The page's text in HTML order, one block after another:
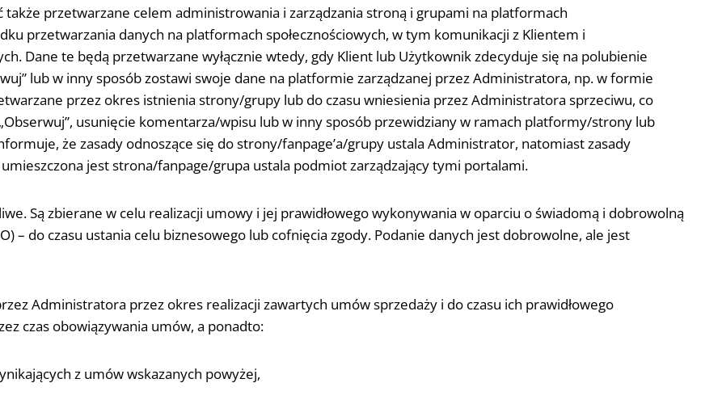
przetwarzane celem administrowania i zarządzania stroną i grupami na platformach
przetwarzania danych na platformach społecznościowych, w tym komunikacji z Klientem i
Dane te będą przetwarzane wyłącznie wtedy, gdy Klient lub Użytkownik zdecyduje się na polubienie
lub w inny sposób zostawi swoje dane na platformie zarządzanej przez Administratora, np. w formie
przez okres istnienia strony/grupy lub do czasu wniesienia przez Administratora sprzeciwu, co
usunięcie komentarza/wpisu lub w inny sposób przewidziany w ramach platformy/strony lub
że zasady odnoszące się do strony/fanpage’a/grupy ustala Administrator, natomiast zasady
jest strona/fanpage/grupa ustala podmiot zarządzający tymi portalami.
Są zbierane w celu realizacji umowy i jej prawidłowego wykonywania w oparciu o świadomą i dobrowolną
– do czasu ustania celu biznesowego lub cofnięcia zgody. Podanie danych jest dobrowolne, ale jest
Administratora przez okres realizacji zawartych umów sprzedaży i do czasu ich prawidłowego
czas obowiązywania umów, a ponadto:
z umów wskazanych powyżej,